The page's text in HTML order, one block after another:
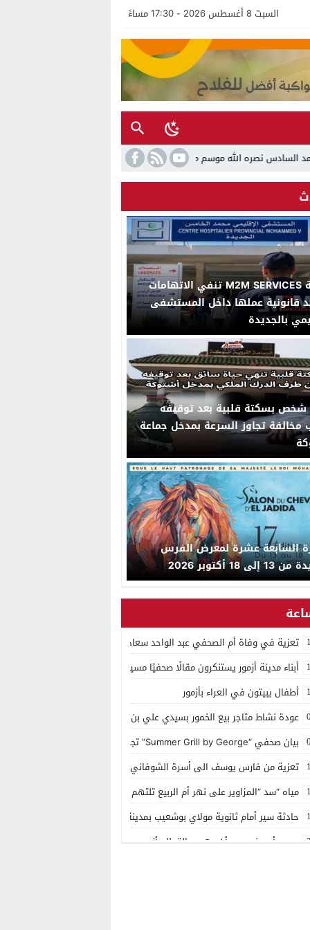
السبت 8 أغسطس 2026 - 17:30 مساءً
دورة جديدة تجمع بين الأصالة والتحديث والإشعاع الدولي
شركة M2M SERVICES تنفي الاتهامات
قانونية عملها داخل المستشفى
بالجديدة
شخص بسكتة قلبية بعد توقيفه
مخالفة تجاوز السرعة بمدخل جماعة
السابعة عشرة لمعرض الفرس
18 أكتوبر 2026
تعزية في وفاة أم الصحفي عبد الواحد سعادي
أبناء مدينة أزمور يستنكرون مقالًا صحفيًا مسيئًا إلى مدينتهم
أطفال يبيتون في العراء بأزمور
عودة نشاط متاجر بيع الخمور بسيدي علي بن حمدوش يخلف استياء كبير
بيان صحفي “Summer Grill by George” تجربة ذوقية موسمية جديدة بمنتجع مازغان
تعزية من فارس يوسف الى أسرة الشوفاني بأزمور
مياه “سد “المزاوير على نهر أم الربيع تلتهم قاصر
حادثة سير أمام ثانوية مولاي بوشعيب بمدينة أزمور
مصرع أربعيني بعد أن دهسه القطار بأزمور